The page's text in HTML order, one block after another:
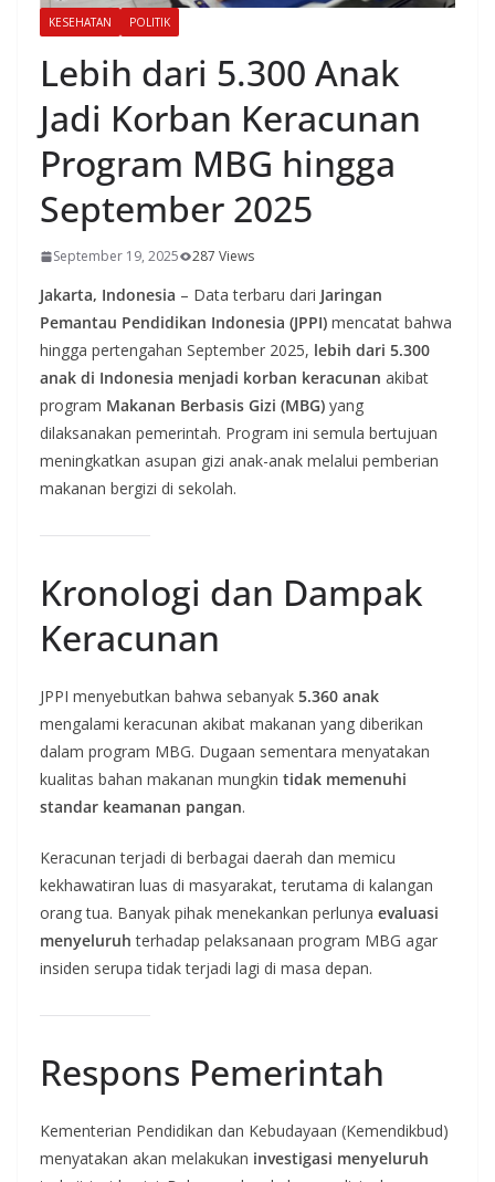
KESEHATAN POLITIK
Lebih dari 5.300 Anak
Jadi Korban Keracunan
Program MBG hingga
September 2025
September 19, 2025 287 Views
Jakarta, Indonesia – Data terbaru dari Jaringan
Pemantau Pendidikan Indonesia (JPPI) mencatat bahwa
hingga pertengahan September 2025, lebih dari 5.300
anak di Indonesia menjadi korban keracunan akibat
program Makanan Berbasis Gizi (MBG) yang
dilaksanakan pemerintah. Program ini semula bertujuan
meningkatkan asupan gizi anak-anak melalui pemberian
makanan bergizi di sekolah.
Kronologi dan Dampak
Keracunan
JPPI menyebutkan bahwa sebanyak 5.360 anak
mengalami keracunan akibat makanan yang diberikan
dalam program MBG. Dugaan sementara menyatakan
kualitas bahan makanan mungkin tidak memenuhi
standar keamanan pangan.
Keracunan terjadi di berbagai daerah dan memicu
kekhawatiran luas di masyarakat, terutama di kalangan
orang tua. Banyak pihak menekankan perlunya evaluasi
menyeluruh terhadap pelaksanaan program MBG agar
insiden serupa tidak terjadi lagi di masa depan.
Respons Pemerintah
Kementerian Pendidikan dan Kebudayaan (Kemendikbud)
menyatakan akan melakukan investigasi menyeluruh